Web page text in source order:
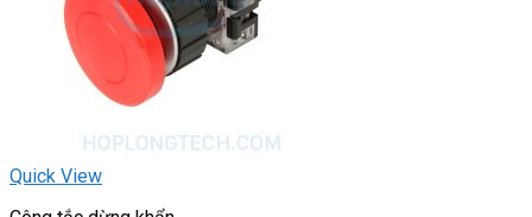
Quick View